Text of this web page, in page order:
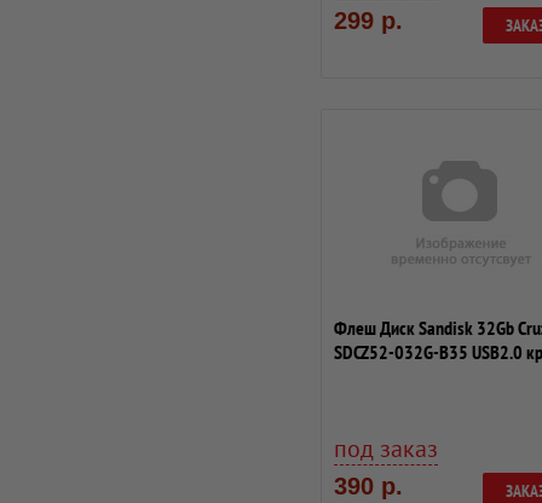
299 р.
Флеш Диск Sandisk 32Gb
SDCZ52-032G-B35 USB2.0
под заказ
390 р.